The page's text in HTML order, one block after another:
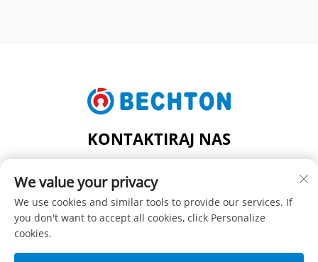
KONTAKTIRAJ NAS
ZHANGJIAGANG, PROVINCIA JIANGSU, KITAJSKA
Tel:+86-13962240078
E-pošta:[email protected]
We value your privacy
We use cookies and similar tools to provide our services. If
you don't want to accept all cookies, click Personalize
cookies.